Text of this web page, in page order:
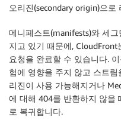
오리진(secondary origin)으로
메니페스트(manifests)와 세
지고 있기 때문에,
요청을 완료할 수 있습니다.
험에 영향을 주지 않고 스트
리진이 사용 가능해지거나
에 대해 404를 반환하지 않을
로 복귀합니다.